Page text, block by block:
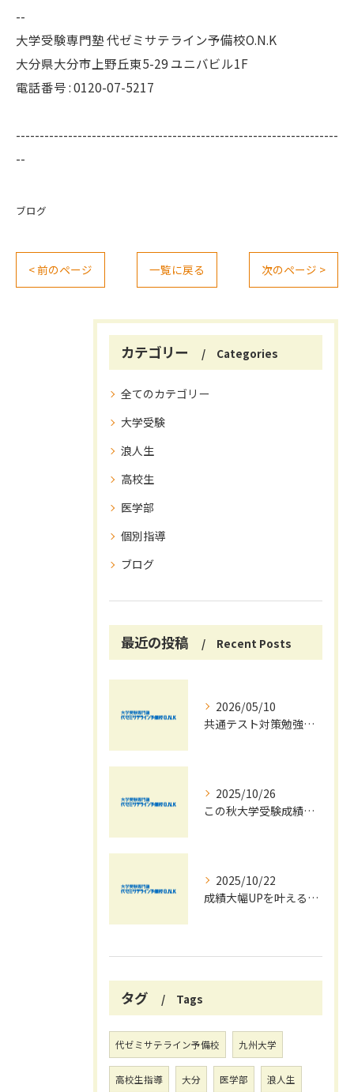
--
大学受験専門塾 代ゼミサテライン予備校O.N.K
大分県大分市上野丘東5-29 ユニバビル1F
電話番号 : 0120-07-5217
--------------------------------------------------------------------
--
ブログ
< 前のページ 一覧に戻る 次のページ >
カテゴリー Categories
全てのカテゴリー
大学受験
浪人生
高校生
医学部
個別指導
ブログ
最近の投稿 Recent Posts
2026/05/10
共通テスト対策勉強は早めに始めましょう！
2025/10/26
この秋大学受験成績大幅UPの秘訣
2025/10/22
成績大幅UPを叶える秋の効率学習法
タグ Tags
代ゼミサテライン予備校 九州大学
高校生指導 大分 医学部 浪人生